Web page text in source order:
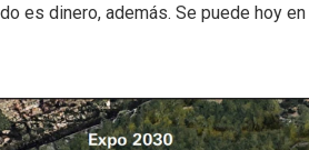
es dinero, además. Se puede hoy en